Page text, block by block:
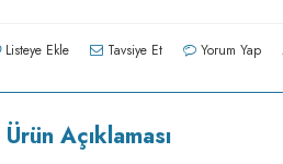
Listeye Ekle Tavsiye Et Yorum Yap
Ürün Açıklaması